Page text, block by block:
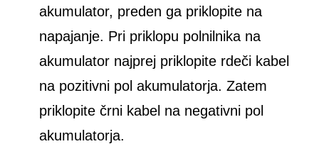
akumulator, preden ga priklopite na
napajanje. Pri priklopu polnilnika na
akumulator najprej priklopite rdeči kabel
na pozitivni pol akumulatorja. Zatem
priklopite črni kabel na negativni pol
akumulatorja.